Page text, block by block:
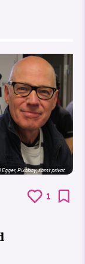
Egger, Pixabay, samt privat
1